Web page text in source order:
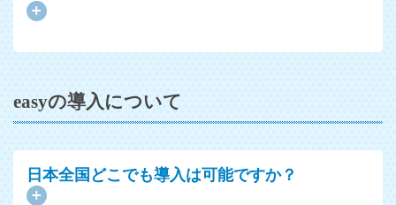
easyの導入について
日本全国どこでも導入は可能ですか？